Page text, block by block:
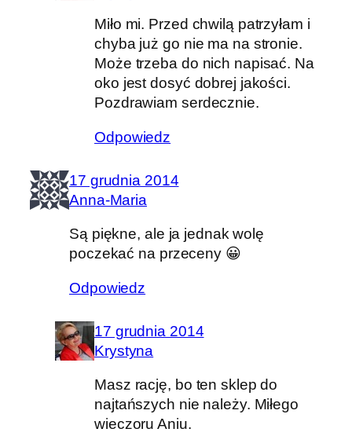
Miło mi. Przed chwilą patrzyłam i
chyba już go nie ma na stronie.
Może trzeba do nich napisać. Na
oko jest dosyć dobrej jakości.
Pozdrawiam serdecznie.
Odpowiedz
17 grudnia 2014
Anna-Maria
Są piękne, ale ja jednak wolę
poczekać na przeceny 😀
Odpowiedz
17 grudnia 2014
Krystyna
Masz rację, bo ten sklep do
najtańszych nie należy. Miłego
wieczoru Aniu.